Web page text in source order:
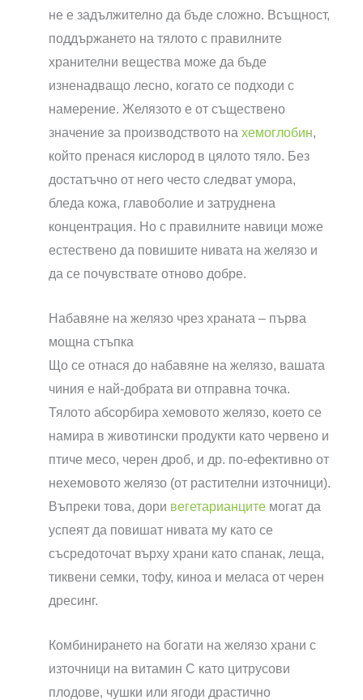
не е задължително да бъде сложно. Всъщност,
поддържането на тялото с правилните
хранителни вещества може да бъде
изненадващо лесно, когато се подходи с
намерение. Желязото е от съществено
значение за производството на хемоглобин,
който пренася кислород в цялото тяло. Без
достатъчно от него често следват умора,
бледа кожа, главоболие и затруднена
концентрация. Но с правилните навици може
естествено да повишите нивата на желязо и
да се почувствате отново добре.
Набавяне на желязо чрез храната – първа
мощна стъпка
Що се отнася до набавяне на желязо, вашата
чиния е най-добрата ви отправна точка.
Тялото абсорбира хемовото желязо, което се
намира в животински продукти като червено и
птиче месо, черен дроб, и др. по-ефективно от
нехемовото желязо (от растителни източници).
Въпреки това, дори вегетарианците могат да
успеят да повишат нивата му като се
съсредоточат върху храни като спанак, леща,
тиквени семки, тофу, киноа и меласа от черен
дресинг.
Комбинирането на богати на желязо храни с
източници на витамин С като цитрусови
плодове, чушки или ягоди драстично